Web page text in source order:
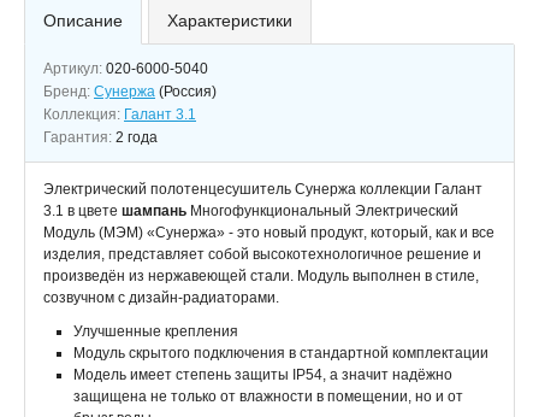
Описание Характеристики
Артикул: 020-6000-5040
Бренд: Сунержа (Россия)
Коллекция: Галант 3.1
Гарантия: 2 года
Электрический полотенцесушитель Сунержа коллекции Галант
3.1 в цвете шампань Многофункциональный Электрический
Модуль (МЭМ) «Сунержа» - это новый продукт, который, как и все
изделия, представляет собой высокотехнологичное решение и
произведён из нержавеющей стали. Модуль выполнен в стиле,
созвучном с дизайн-радиаторами.
Улучшенные крепления
Модуль скрытого подключения в стандартной комплектации
Модель имеет степень защиты IP54, а значит надёжно
защищена не только от влажности в помещении, но и от